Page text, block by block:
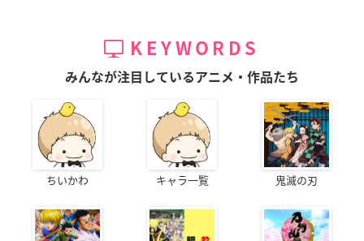
KEYWORDS
みんなが注目しているアニメ・作品たち
ちいかわ キャラ一覧 鬼滅の刃